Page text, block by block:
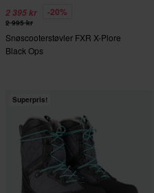
2 395 kr -20%
2 995 kr
Snøscooterstøvler FXR X-Plore
Black Ops
Superpris!